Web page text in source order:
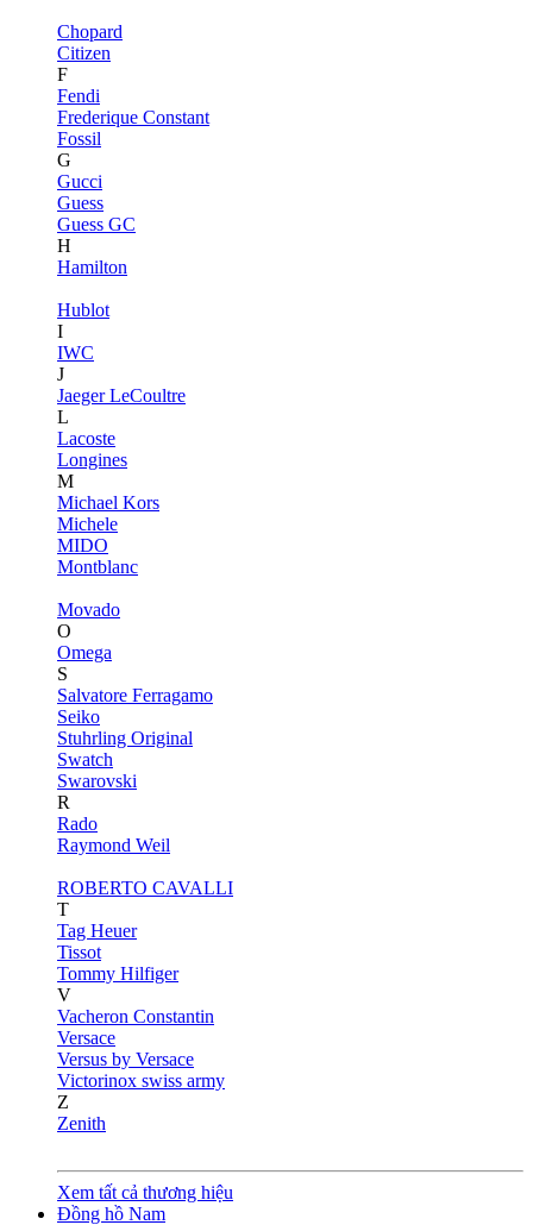
Chopard
Citizen
F
Fendi
Frederique Constant
Fossil
G
Gucci
Guess
Guess GC
H
Hamilton
Hublot
I
IWC
J
Jaeger LeCoultre
L
Lacoste
Longines
M
Michael Kors
Michele
MIDO
Montblanc
Movado
O
Omega
S
Salvatore Ferragamo
Seiko
Stuhrling Original
Swatch
Swarovski
R
Rado
Raymond Weil
ROBERTO CAVALLI
T
Tag Heuer
Tissot
Tommy Hilfiger
V
Vacheron Constantin
Versace
Versus by Versace
Victorinox swiss army
Z
Zenith
Xem tất cả thương hiệu
Đồng hồ Nam